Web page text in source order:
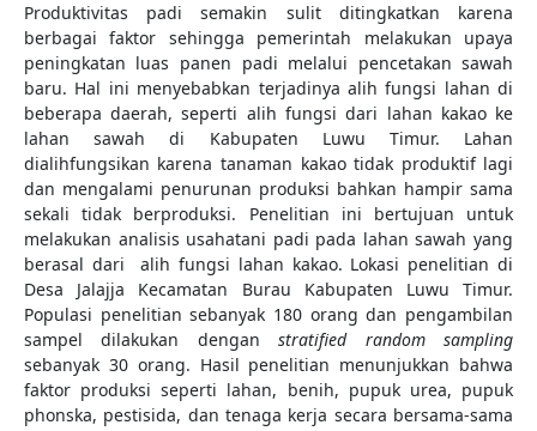
Produktivitas padi semakin sulit ditingkatkan karena
berbagai faktor sehingga pemerintah melakukan upaya
peningkatan luas panen padi melalui pencetakan sawah
baru. Hal ini menyebabkan terjadinya alih fungsi lahan di
beberapa daerah, seperti alih fungsi dari lahan kakao ke
lahan sawah di Kabupaten Luwu Timur. Lahan
dialihfungsikan karena tanaman kakao tidak produktif lagi
dan mengalami penurunan produksi bahkan hampir sama
sekali tidak berproduksi. Penelitian ini bertujuan untuk
melakukan analisis usahatani padi pada lahan sawah yang
berasal dari alih fungsi lahan kakao. Lokasi penelitian di
Desa Jalajja Kecamatan Burau Kabupaten Luwu Timur.
Populasi penelitian sebanyak 180 orang dan pengambilan
sampel dilakukan denganstratified random sampling
sebanyak 30 orang. Hasil penelitian menunjukkan bahwa
faktor produksi seperti lahan, benih, pupuk urea, pupuk
phonska, pestisida, dan tenaga kerja secara bersama-sama